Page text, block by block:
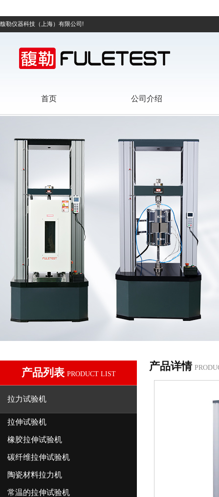
馥勒仪器科技（上海）有限公司!
首页 公司介绍
产品列表 PRODUCT LIST
拉力试验机
拉伸试验机
橡胶拉伸试验机
碳纤维拉伸试验机
陶瓷材料拉力机
常温的拉伸试验机
产品详情